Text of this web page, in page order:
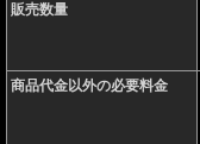
販売数量
商品代金以外の必要料金